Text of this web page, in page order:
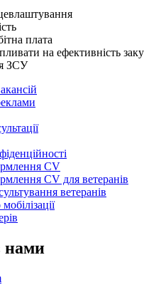
плата
на ефективність
ЗСУ
CV
CV для ветеранів
ветеранів
нами